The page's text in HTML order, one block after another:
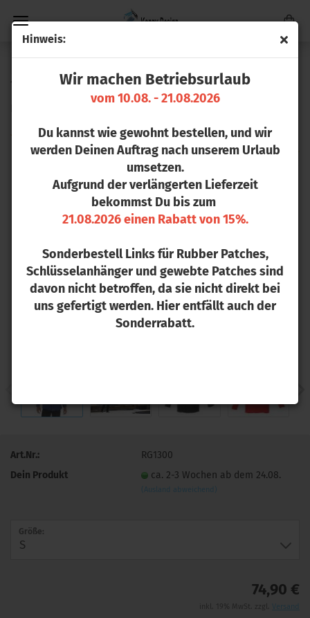
Hin­weis:
Wir machen Betriebsurlaub
vom 10.08. - 21.08.2026
Du kannst wie gewohnt bestellen, und wir
werden Deinen Auftrag nach unserem Urlaub
umsetzen.
Aufgrund der verlängerten Lieferzeit
bekommst Du bis zum
21.08.2026 einen Rabatt von 15%.
Sonderbestell Links für Rubber Patches,
Schlüsselanhänger und gewebte Patches sind
davon nicht betroffen, da sie nicht direkt bei
uns gefertigt werden. Hier entfällt auch der
Sonderrabatt.
17
Artikel in dieser Kategorie
Art.Nr.:
RG1300
Dein Produkt
ca. 2-3 Wochen ab dem 24.08.
(Ausland abweichend)
Größe:
74,90 €
Versand